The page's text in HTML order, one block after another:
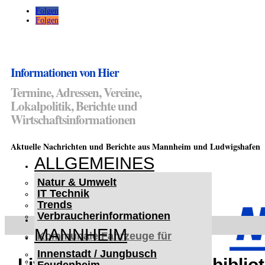
Folgen
Folgen
Informationen von Hier
Termine, Adressen, Vereine,
Lokalpolitik, Berichte und
Wirtschaftsinformationen
Aktuelle Nachrichten und Berichte aus Mannheim und Ludwigshafen
ALLGEMEINES
Natur & Umwelt
IT Technik
Trends
Verbraucherinformationen
MANNHEIM
Innenstadt / Jungbusch
< UKRAINE >
Kommunale Fahrzeuge für
Czernowitz
Nutzfahrzeuge für Czernowitz